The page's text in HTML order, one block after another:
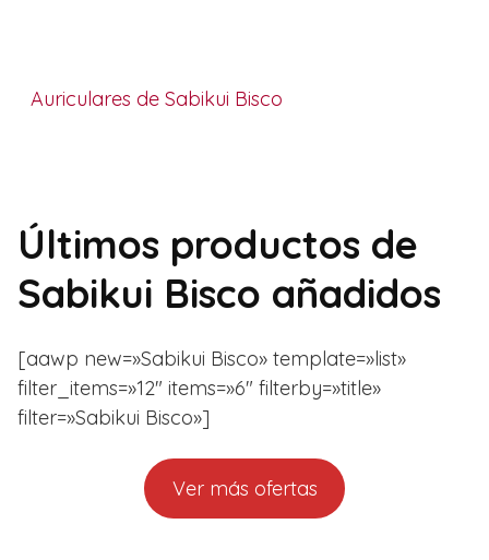
Auriculares de Sabikui Bisco
Últimos productos de
Sabikui Bisco añadidos
[aawp new=»Sabikui Bisco» template=»list»
filter_items=»12″ items=»6″ filterby=»title»
filter=»Sabikui Bisco»]
Ver más ofertas